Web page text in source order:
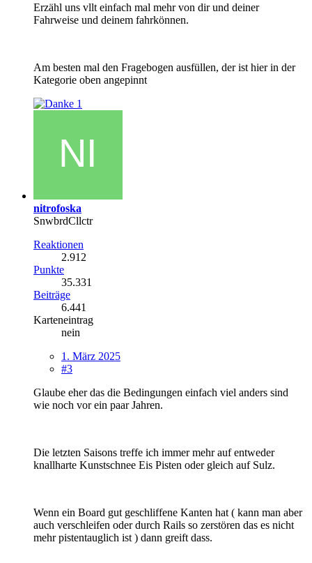
Erzähl uns vllt einfach mal mehr von dir und deiner
Fahrweise und deinem fahrkönnen.
Am besten mal den Fragebogen ausfüllen, der ist hier in der
Kategorie oben angepinnt
1
nitrofoska
SnwbrdCllctr
Reaktionen
2.912
Punkte
35.331
Beiträge
6.441
Karteneintrag
nein
1. März 2025
#3
Glaube eher das die Bedingungen einfach viel anders sind
wie noch vor ein paar Jahren.
Die letzten Saisons treffe ich immer mehr auf entweder
knallharte Kunstschnee Eis Pisten oder gleich auf Sulz.
Wenn ein Board gut geschliffene Kanten hat ( kann man aber
auch verschleifen oder durch Rails so zerstören das es nicht
mehr pistentauglich ist ) dann greift dass.